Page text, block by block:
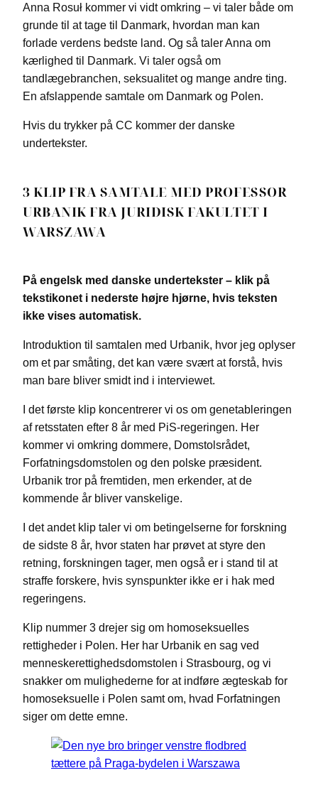
Anna Rosuł kommer vi vidt omkring – vi taler både om
grunde til at tage til Danmark, hvordan man kan
forlade verdens bedste land. Og så taler Anna om
kærlighed til Danmark. Vi taler også om
tandlægebranchen, seksualitet og mange andre ting.
En afslappende samtale om Danmark og Polen.
Hvis du trykker på CC kommer der danske
undertekster.
3 KLIP FRA SAMTALE MED PROFESSOR
URBANIK FRA JURIDISK FAKULTET I
WARSZAWA
På engelsk med danske undertekster – klik på
tekstikonet i nederste højre hjørne, hvis teksten
ikke vises automatisk.
Introduktion til samtalen med Urbanik, hvor jeg oplyser
om et par småting, det kan være svært at forstå, hvis
man bare bliver smidt ind i interviewet.
I det første klip koncentrerer vi os om genetableringen
af retsstaten efter 8 år med PiS-regeringen. Her
kommer vi omkring dommere, Domstolsrådet,
Forfatningsdomstolen og den polske præsident.
Urbanik tror på fremtiden, men erkender, at de
kommende år bliver vanskelige.
I det andet klip taler vi om betingelserne for forskning
de sidste 8 år, hvor staten har prøvet at styre den
retning, forskningen tager, men også er i stand til at
straffe forskere, hvis synspunkter ikke er i hak med
regeringens.
Klip nummer 3 drejer sig om homoseksuelles
rettigheder i Polen. Her har Urbanik en sag ved
menneskerettighedsdomstolen i Strasbourg, og vi
snakker om mulighederne for at indføre ægteskab for
homoseksuelle i Polen samt om, hvad Forfatningen
siger om dette emne.